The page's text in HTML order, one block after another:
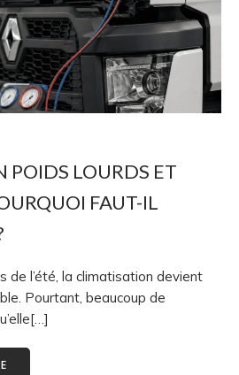
POIDS LOURDS ET
FAUT-IL
de l’été, la climatisation devient
Pourtant, beaucoup de